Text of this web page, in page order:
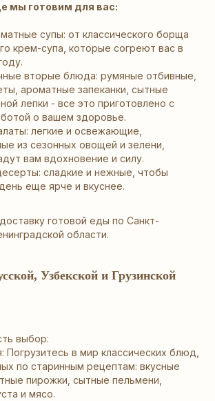
мы готовим для вас:
супы: от классического борща
крем-супа, которые согреют вас в
вторые блюда: румяные отбивные,
ароматные запеканки, сытные
лепки - все это приготовлено с
о вашем здоровье.
легкие и освежающие,
из сезонных овощей и зелени,
вам вдохновение и силу.
сладкие и нежные, чтобы
еще ярче и вкуснее.
готовой еды по Санкт-
области.
Узбекской и Грузинской
выбор:
Погрузитесь в мир классических блюд,
по старинным рецептам: вкусные
пирожки, сытные пельмени,
и мясо.